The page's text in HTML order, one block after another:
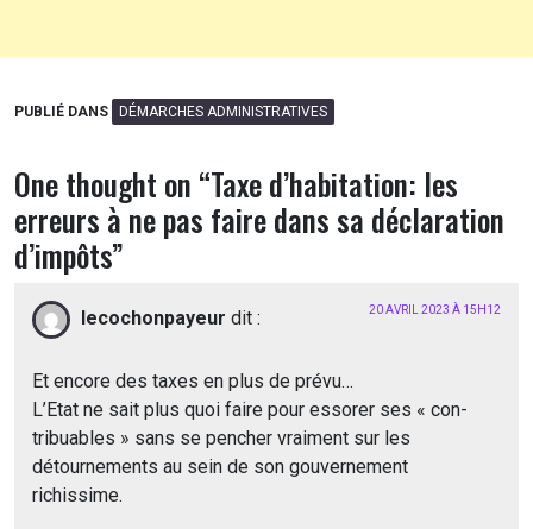
PUBLIÉ DANS DÉMARCHES ADMINISTRATIVES
One thought on “Taxe d’habitation: les
erreurs à ne pas faire dans sa déclaration
d’impôts”
lecochonpayeur dit : 20 AVRIL 2023 À 15H12
Et encore des taxes en plus de prévu…
L’Etat ne sait plus quoi faire pour essorer ses « con-
tribuables » sans se pencher vraiment sur les
détournements au sein de son gouvernement
richissime.